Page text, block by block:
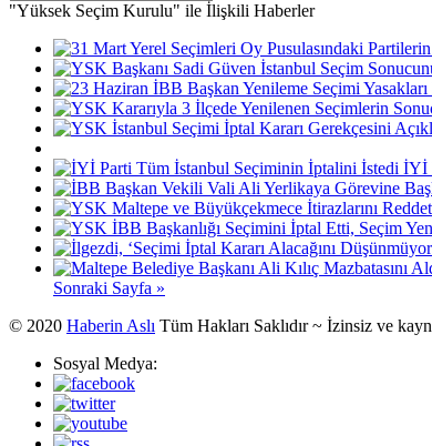
"Yüksek Seçim Kurulu" ile İlişkili Haberler
İYİ
Sonraki Sayfa »
© 2020 Haberin Aslı Tüm Hakları Saklıdır ~ İzinsiz ve
Sosyal Medya: